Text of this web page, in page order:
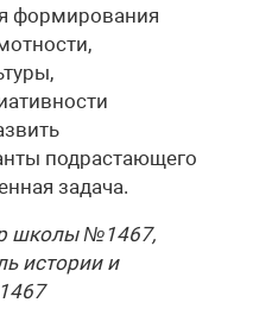
формирования
подрастающего
задача.
школы №1467,
истории и